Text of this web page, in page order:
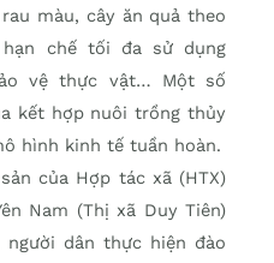
màu, cây ăn quả theo
hạn chế tối đa sử dụng
vệ thực vật… Một số
kết hợp nuôi trồng thủy
hình kinh tế tuần hoàn.
của Hợp tác xã (HTX)
Nam (Thị xã Duy Tiên)
dân thực hiện đào